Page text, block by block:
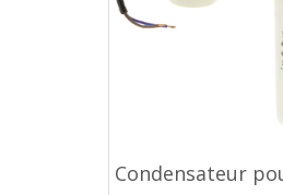
Condensateur